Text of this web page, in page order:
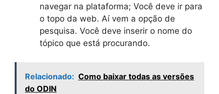
navegar na plataforma; Você deve ir para
o topo da web. Aí vem a opção de
pesquisa. Você deve inserir o nome do
tópico que está procurando.
Relacionado: Como baixar todas as versões
do ODIN